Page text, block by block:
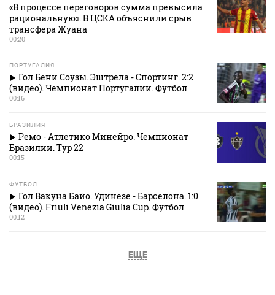
«В процессе переговоров сумма превысила
рациональную». В ЦСКА объяснили срыв
трансфера Жуана
00:20
ПОРТУГАЛИЯ
Гол Бени Соузы. Эштрела - Спортинг. 2:2
(видео). Чемпионат Португалии. Футбол
00:16
БРАЗИЛИЯ
Ремо - Атлетико Минейро. Чемпионат
Бразилии. Тур 22
00:15
ФУТБОЛ
Гол Вакуна Байо. Удинезе - Барселона. 1:0
(видео). Friuli Venezia Giulia Cup. Футбол
00:12
ЕЩЕ